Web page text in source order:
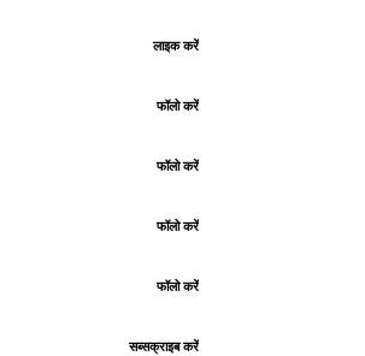
लाइक करें
फॉलो करें
फॉलो करें
फॉलो करें
फॉलो करें
सब्सक्राइब करें